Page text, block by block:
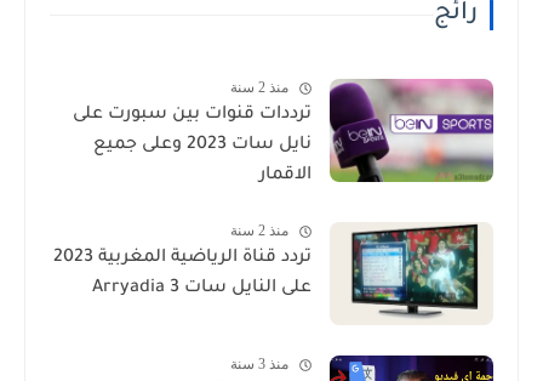
رائج
منذ 2 سنة
ترددات قنوات بين سبورت على
نايل سات 2023 وعلى جميع
الاقمار
منذ 2 سنة
تردد قناة الرياضية المغربية 2023
على النايل سات 3 Arryadia
منذ 3 سنة